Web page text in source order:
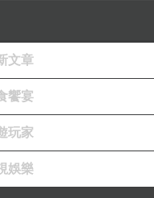
濕修護精華(30ml)
文章
饗宴
玩家
娛樂